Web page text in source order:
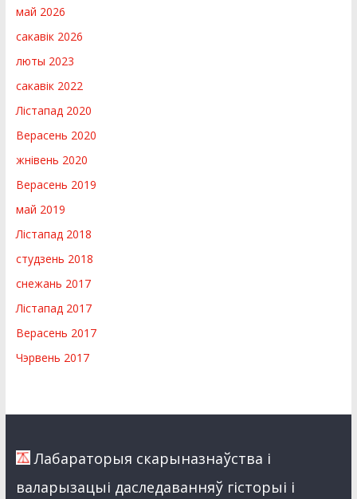
май 2026
сакавік 2026
люты 2023
сакавік 2022
Лістапад 2020
Верасень 2020
жнівень 2020
Верасень 2019
май 2019
Лістапад 2018
студзень 2018
снежань 2017
Лістапад 2017
Верасень 2017
Чэрвень 2017
Лабараторыя скарыназнаўства i
валарызацыi даследаванняў гiсторыi i